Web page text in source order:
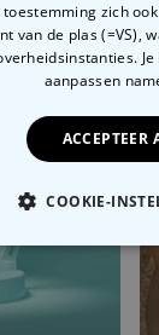
zich
van de plas (=VS),
aanpassen
ACCEPTEER
COOKIE-
PERFORMANCE